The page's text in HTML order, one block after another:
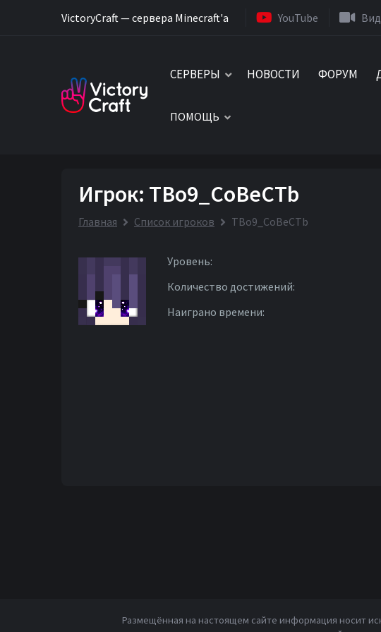
VictoryCraft — сервера Minecraft'a YouTube
СЕРВЕРЫ НОВОСТИ ФОРУМ
ПОМОЩЬ
Игрок: TBo9_CoBeCTb
Главная Список игроков TBo9_CoBeCTb
Уровень:
Количество достижений:
Наиграно времени:
Размещённая на настоящем сайте информация носит